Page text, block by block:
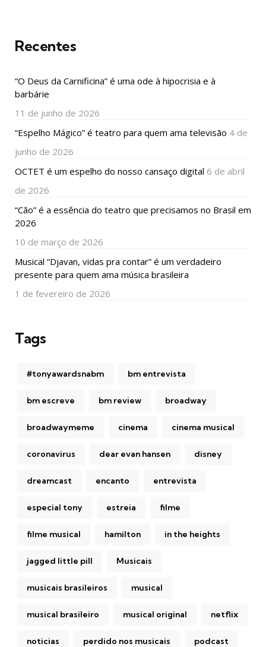
Recentes
“O Deus da Carnificina” é uma ode à hipocrisia e à
barbárie
11 de junho de 2026
“Espelho Mágico” é teatro para quem ama televisão 4 de
junho de 2026
OCTET é um espelho do nosso cansaço digital 6 de abril
de 2026
“Cão” é a essência do teatro que precisamos no Brasil em
2026
10 de março de 2026
Musical “Djavan, vidas pra contar” é um verdadeiro
presente para quem ama música brasileira
1 de fevereiro de 2026
Tags
#tonyawardsnabm bm entrevista
bm escreve bm review broadway
broadwaymeme cinema cinema musical
coronavirus dear evan hansen disney
dreamcast encanto entrevista
especial tony estreia filme
filme musical hamilton in the heights
jagged little pill Musicais
musicais brasileiros musical
musical brasileiro musical original netflix
noticias perdido nos musicais podcast